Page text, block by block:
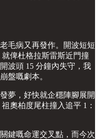
毛病又再發作。開波短短
俾杜格拉斯雷斯近門撞
波頭 15 分鐘內失守，我
盤嘅劇本。
夢，好快就企穩陣腳展開
奧柏度尾柱撞入追平 1：
鍵嘅命運交叉點，而今次